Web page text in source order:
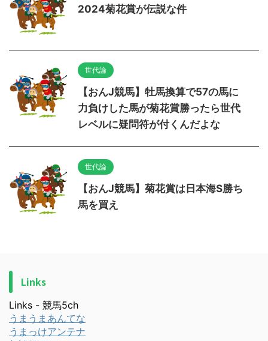
2024菊花賞が伝説な件
世代論
【おんJ競馬】牡馬換算で57の馬に
力負けした馬が菊花賞勝ったら世代
レベルに疑問符が付くんだよな
世代論
【おんJ競馬】菊花賞は日本海S勝ち
馬を買え
Links
Links - 競馬5ch
うまうまあんてな
うまっけアンテナ